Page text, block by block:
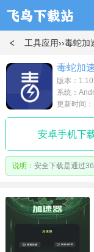
工具应用››毒蛇加
毒蛇加
版本：1.10
系统：
更新时间
安卓手机下
说明： 安全下载是通过